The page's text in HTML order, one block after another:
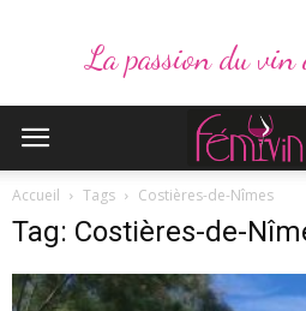
La passion du
Accueil Tags Costières-de-Nîmes
Tag: Costières-de-